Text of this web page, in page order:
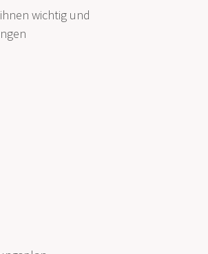
wichtig und